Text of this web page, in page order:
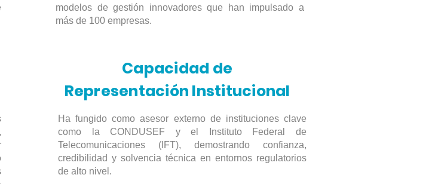
modelos de gestión innovadores que han impulsado a
más de 100 empresas.
Capacidad de
Representación Institucional
Ha fungido como asesor externo de instituciones clave
como la CONDUSEF y el Instituto Federal de
Telecomunicaciones (IFT), demostrando confianza,
credibilidad y solvencia técnica en entornos regulatorios
de alto nivel.